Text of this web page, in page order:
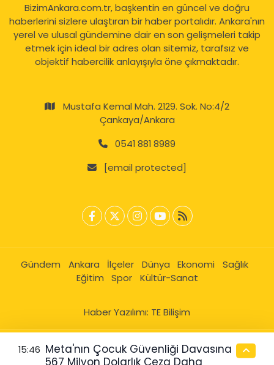
BizimAnkara.com.tr, başkentin en güncel ve doğru
haberlerini sizlere ulaştıran bir haber portalıdır. Ankara'nın
yerel ve ulusal gündemine dair en son gelişmeleri takip
etmek için ideal bir adres olan sitemiz, tarafsız ve
objektif habercilik anlayışıyla öne çıkmaktadır.
Mustafa Kemal Mah. 2129. Sok. No:4/2
Çankaya/Ankara
0541 881 8989
[email protected]
Gündem Ankara İlçeler Dünya Ekonomi
Sağlık
Eğitim
Spor Kültür-Sanat
Haber Yazılımı: TE Bilişim
15:46 Meta'nın Çocuk Güvenliği Davasına
567 Milyon Dolarlık Ceza Daha